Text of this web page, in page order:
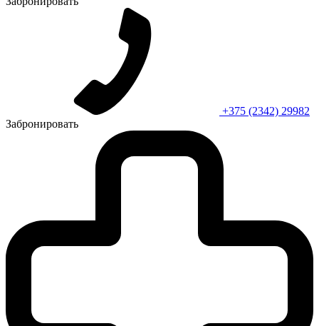
+375 (2342) 29982
Забронировать